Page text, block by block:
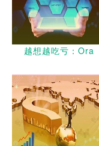
越想越吃亏：Ora